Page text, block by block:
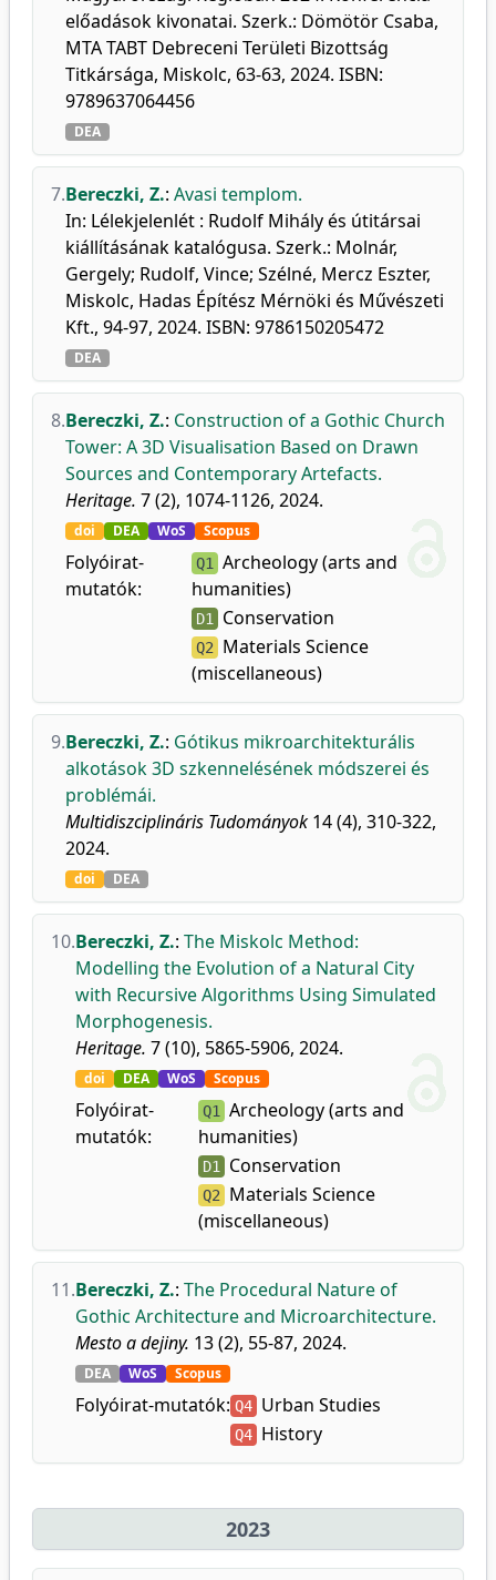
előadások kivonatai. Szerk.: Dömötör Csaba,
MTA TABT Debreceni Területi Bizottság
Titkársága, Miskolc, 63-63, 2024. ISBN:
9789637064456
DEA
7.Bereczki, Z.: Avasi templom.
In: Lélekjelenlét : Rudolf Mihály és útitársai
kiállításának katalógusa. Szerk.: Molnár,
Gergely; Rudolf, Vince; Szélné, Mercz Eszter,
Miskolc, Hadas Építész Mérnöki és Művészeti
Kft., 94-97, 2024. ISBN: 9786150205472
DEA
8.Bereczki, Z.: Construction of a Gothic Church
Tower: A 3D Visualisation Based on Drawn
Sources and Contemporary Artefacts.
Heritage. 7 (2), 1074-1126, 2024.
doi DEA WoS Scopus
Folyóirat-
mutatók:
Q1 Archeology (arts and
humanities)
D1 Conservation
Q2 Materials Science
(miscellaneous)
9.Bereczki, Z.: Gótikus mikroarchitekturális
alkotások 3D szkennelésének módszerei és
problémái.
Multidiszciplináris Tudományok 14 (4), 310-322,
2024.
doi DEA
10.Bereczki, Z.: The Miskolc Method:
Modelling the Evolution of a Natural City
with Recursive Algorithms Using Simulated
Morphogenesis.
Heritage. 7 (10), 5865-5906, 2024.
doi DEA WoS Scopus
Folyóirat-
mutatók:
Q1 Archeology (arts and
humanities)
D1 Conservation
Q2 Materials Science
(miscellaneous)
11.Bereczki, Z.: The Procedural Nature of
Gothic Architecture and Microarchitecture.
Mesto a dejiny. 13 (2), 55-87, 2024.
DEA WoS Scopus
Folyóirat-mutatók: Q4 Urban Studies
Q4 History
2023